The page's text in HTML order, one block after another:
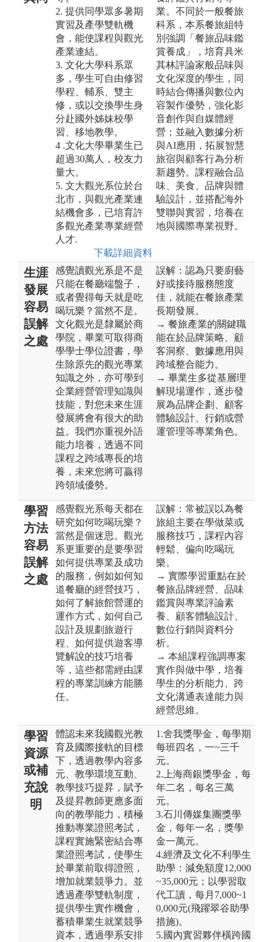
2. 提供同學眾多暑期
實習及產學雙軌機
會，能使課程與觀光
產業連結。
3. 文化大學科系眾
多，學生可自由修習
學程、輔系、雙主
修，或以交換學生身
分赴國外姊妹校學
習、移地教學。
4 .文化大學畢業生已
超過30萬人，校友力
量大。
5. 文大觀光系位於台
北市，與觀光產業連
結機會多，已培育許
多觀光產業專業經營
人才.
下載詳細資料
業。不同於一般餐旅
科系，本系餐旅組特
別強調「餐旅品味鑑
賞養成」，培育具米
其林評論家般品味與
文化深度的學生，同
時結合傳播與數位內
容製作優勢，強化影
音創作與自媒體經
營；並融入數據分析
與AI應用，拓展智慧
旅宿與顧客行為分析
新趨勢。課程融合品
味、美食、品牌與體
驗設計，並搭配海外
雙聯與實習，培養在
地與國際專業視野。
生涯
發展
容易
誤解
之處
感覺讀觀光系是不是
只能在餐廳端盤子，
或者覺得每天就是吃
喝玩樂？當然不是。
文化觀光是隸屬於商
學院，畢業可取得商
學學士學位證書，學
生除原先的觀光專業
知識之外，亦可學到
企業經營管理知識與
技能，對您未來生涯
發展將會有很大的助
益。我們亦重視外語
能力培養，透過不同
課程之跨域專長的培
養，未來您將可贏得
跨領域優勢。
誤解：認為只要廚藝
好或接待服務態度
佳，就能在餐旅產業
長期發展。
→ 餐旅產業的關鍵職
能在於品牌策略、顧
客洞察、數據應用與
跨域整合能力。
→ 畢業生多從基層理
解現場運作，逐步發
展為品牌企劃、顧客
體驗設計、行銷或營
運管理等專業角色。
學習
方法
容易
誤解
之處
感覺觀光系每天都在
研究如何吃喝玩樂？
當然是個迷思。觀光
系更重要的是要學習
如何提供專業及成功
的服務，例如如何知
道餐廳的經營技巧，
如何了解旅館營運的
運作方式，如何自己
設計及規劃旅遊行
程、如何提供遊客導
覽解說的技巧培養
等，這些都需經由課
程的專業訓練方能勝
任。
誤解：常被誤以為餐
旅組主要在學做菜或
服務技巧，課程內容
輕鬆、偏向吃喝玩
樂。
→ 實際學習重點在於
餐旅品牌經營、品味
鑑賞與專業評論素
養、顧客體驗設計、
數位行銷與資料分
析。
→ 本組課程強調專案
實作與做中學，培養
學生的分析能力、跨
文化溝通表達能力與
經營思維。
學習
資源
或補
充說
明
體認未來我國觀光教
育及國際接軌的目標
下，透過教學內容多
元、教學環境互動、
教學技巧提昇，賦予
及提昇教師更應多面
向的教學能力，積極
推動專業證照考試，
課程實施緊密結合專
業證照考試，使學生
於畢業前取得證照，
增加就業競爭力。並
透過產學雙軌制度，
提供學生實作機會，
蓄積畢業生就業競爭
資本，透過學系安排
1.舍我獎學金，每學期
每班四名，一~三千
元。
2.上海商銀獎學金，每
年二名，每名三萬
元。
3.石川傳媒集團獎學
金，每年一名，獎學
金一萬元。
4.經濟及文化不利學生
助學：減免額度12,000
~35,000元；以學習取
代工讀，每月7,000~1
0,000元(飛躍翠谷助學
措施)。
5.國內實習夥伴橫跨國